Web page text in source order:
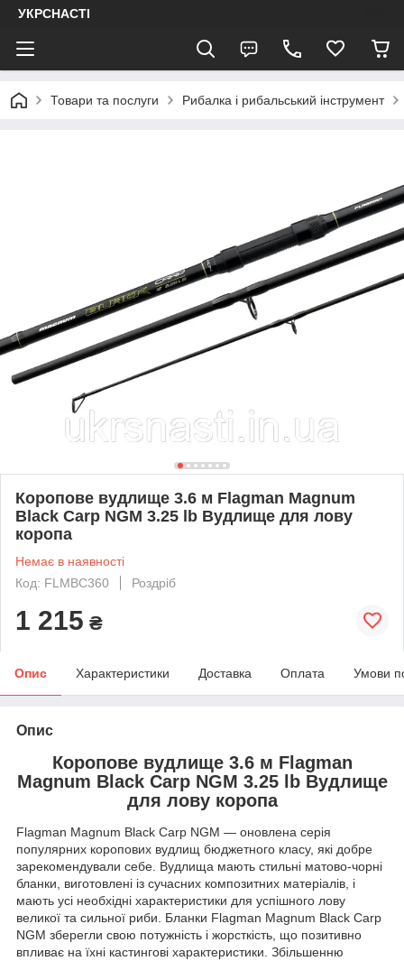
УКРСНАСТІ
Товари та послуги Рибалка і рибальський інструмент
Коропове вудлище 3.6 м Flagman Magnum
Black Carp NGM 3.25 lb Вудлище для лову
коропа
Немає в наявності
Код: FLMBC360
Роздріб
1 215 ₴
Опис Характеристики Доставка Оплата Умови
Опис
Коропове вудлище 3.6 м Flagman
Magnum Black Carp NGM 3.25 lb Вудлище
для лову коропа
Flagman Magnum Black Carp NGM — оновлена серія
популярних коропових вудлищ бюджетного класу, які добре
зарекомендували себе. Вудлища мають стильні матово-чорні
бланки, виготовлені із сучасних композитних матеріалів, і
мають усі необхідні характеристики для успішного лову
великої та сильної риби. Бланки Flagman Magnum Black Carp
NGM зберегли свою потужність і жорсткість, що позитивно
впливає на їхні кастингові характеристики. Збільшенню